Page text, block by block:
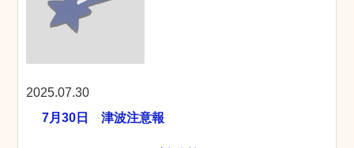
2025.07.30
7月30日 津波注意報